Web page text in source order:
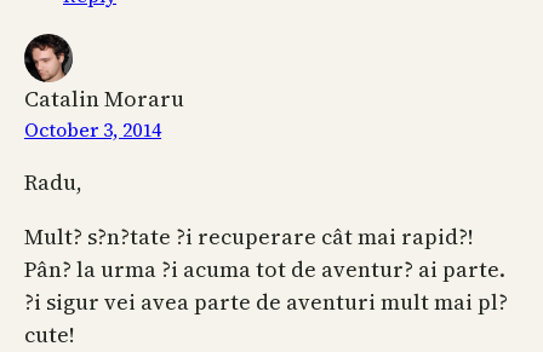
Catalin Moraru
October 3, 2014
Radu,
Mult? s?n?tate ?i recuperare cât mai rapid?!
Pân? la urma ?i acuma tot de aventur? ai parte.
?i sigur vei avea parte de aventuri mult mai pl?
cute!